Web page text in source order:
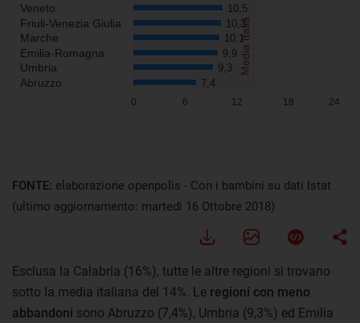
FONTE: elaborazione openpolis - Con i bambini su dati Istat
(ultimo aggiornamento: martedì 16 Ottobre 2018)
Esclusa la Calabria (16%), tutte le altre regioni si trovano
sotto la media italiana del 14%. Le regioni con meno
abbandoni sono Abruzzo (7,4%), Umbria (9,3%) ed Emilia